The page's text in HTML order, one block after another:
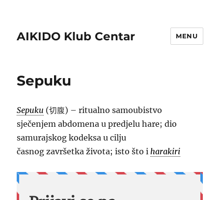
AIKIDO Klub Centar MENU
Sepuku
Sepuku (切腹) – ritualno samoubistvo
sječenjem abdomena u predjelu hare; dio
samurajskog kodeksa u cilju
časnog završetka života; isto što i harakiri